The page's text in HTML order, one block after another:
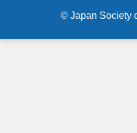
© Japan Society